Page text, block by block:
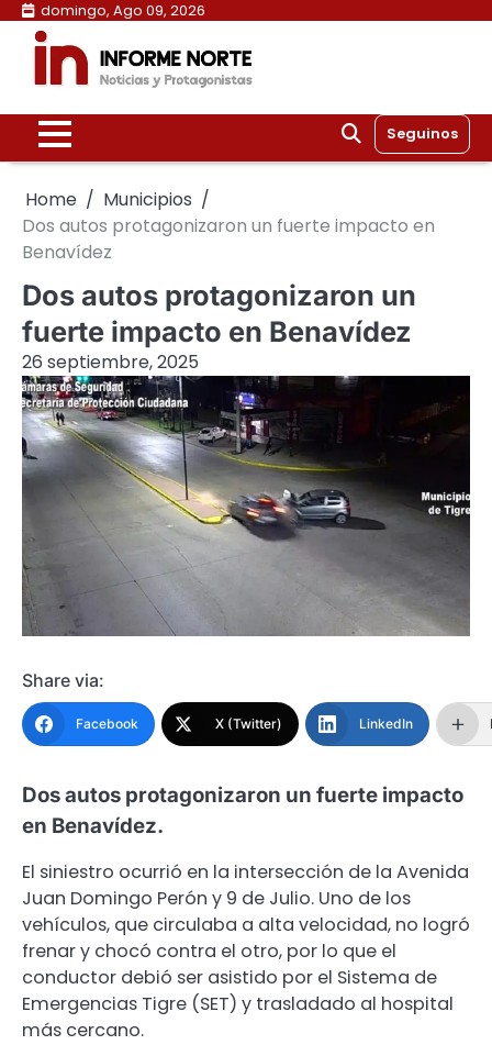
Skip
content
domingo, Ago 09, 2026
Seguinos
Home
Municipios
Dos autos protagonizaron un fuerte impacto en
Benavídez
Dos autos protagonizaron un
fuerte impacto en Benavídez
26 septiembre, 2025
Share via:
Facebook X (Twitter) LinkedIn
Dos autos protagonizaron un fuerte impacto
en Benavídez.
El siniestro ocurrió en la intersección de la Avenida
Juan Domingo Perón y 9 de Julio. Uno de los
vehículos, que circulaba a alta velocidad, no logró
frenar y chocó contra el otro, por lo que el
conductor debió ser asistido por el Sistema de
Emergencias Tigre (SET) y trasladado al hospital
más cercano.